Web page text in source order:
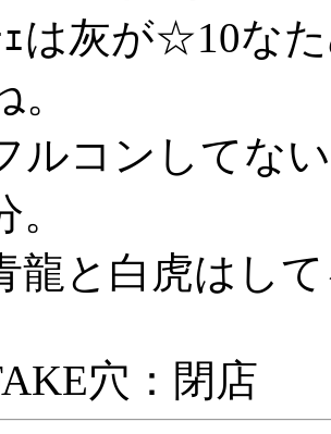
は灰が☆10な
ルコンしてな
龍と白虎はし
穴：閉店